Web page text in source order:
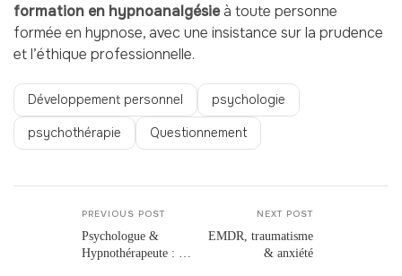
formation en hypnoanalgésieà toute personne
formée en hypnose, avec une insistance sur la prudence
et l’éthique professionnelle.
Développement personnel psychologie
psychothérapie Questionnement
PREVIOUS POST
Psychologue &
Hypnothérapeute : au
NEXT POST
EMDR, traumatisme
& anxiété